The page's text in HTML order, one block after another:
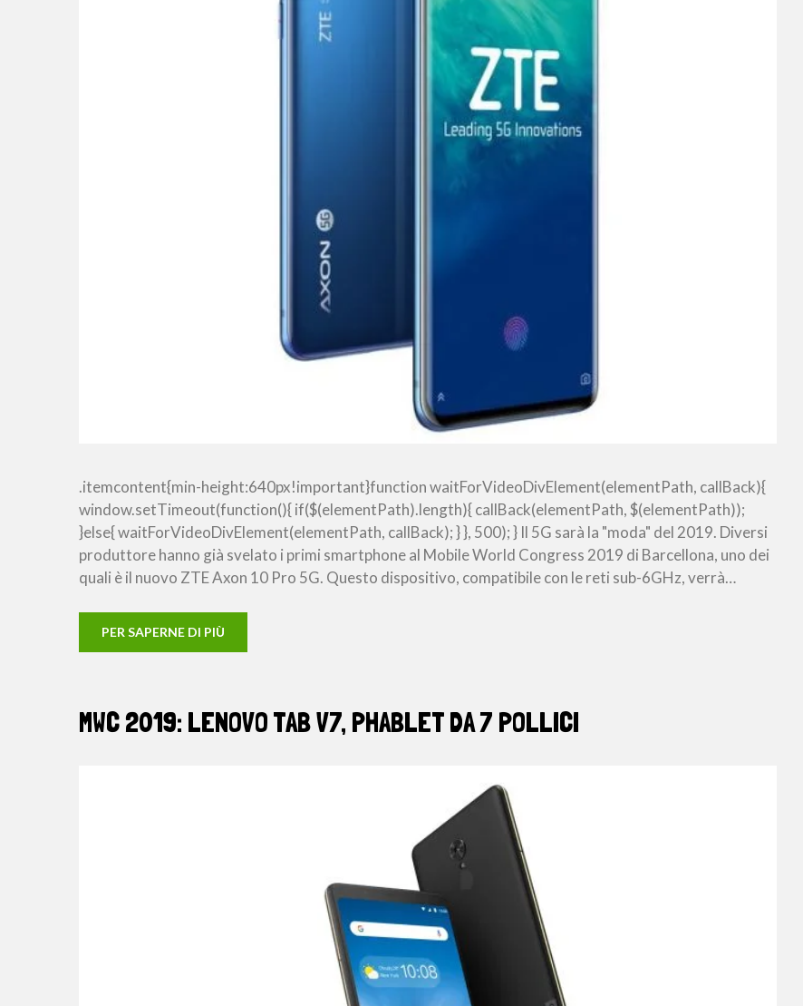
.itemcontent{min-height:640px!important}function waitForVideoDivElement(elementPath, callBack){
window.setTimeout(function(){ if($(elementPath).length){ callBack(elementPath, $(elementPath));
}else{ waitForVideoDivElement(elementPath, callBack); } }, 500); } Il 5G sarà la "moda" del 2019. Diversi
produttore hanno già svelato i primi smartphone al Mobile World Congress 2019 di Barcellona, uno dei
quali è il nuovo ZTE Axon 10 Pro 5G. Questo dispositivo, compatibile con le reti sub-6GHz, verrà…
PER SAPERNE DI PIÙ
MWC 2019: LENOVO TAB V7, PHABLET DA 7 POLLICI